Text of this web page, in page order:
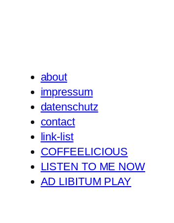
about
impressum
datenschutz
contact
link-list
COFFEELICIOUS
LISTEN TO ME NOW
AD LIBITUM PLAY